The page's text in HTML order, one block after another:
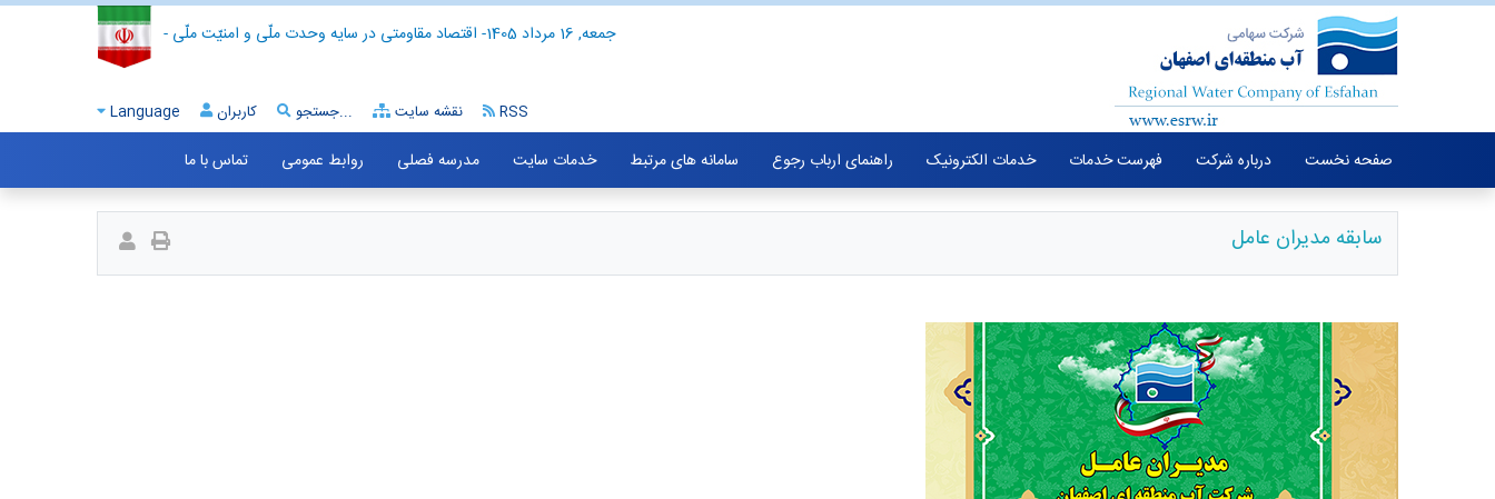
- اقتصاد مقاومتی در سایه وحدت ملّی و امنیّت ملّی - جمعه, 16 مرداد 1405
Language کاربران جستجو... نقشه سایت RSS
صفحه نخست درباره شرکت فهرست خدمات خدمات الکترونیک راهنمای ارباب رجوع سامانه های مرتبط خدمات سایت مدرسه فصلی روابط عمومی تماس با ما
سابقه مدیران عامل